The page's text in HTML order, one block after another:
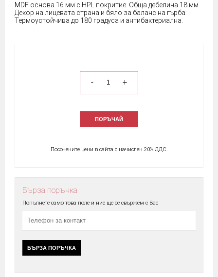
MDF основа 16 мм с HPL покритие. Обща дебелина 18 мм.
Декор на лицевата страна и бяло за баланс на гърба.
Термоустойчива до 180 градуса и антибактериална.
- +
ПОРЪЧАЙ
Посочените цени в сайта с начислен 20% ДДС.
Бърза поръчка
Попълнете само това поле и ние ще се свържем с Вас
БЪРЗА ПОРЪЧКА